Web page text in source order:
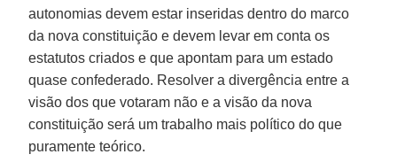
autonomias devem estar inseridas dentro do marco
da nova constituição e devem levar em conta os
estatutos criados e que apontam para um estado
quase confederado. Resolver a divergência entre a
visão dos que votaram não e a visão da nova
constituição será um trabalho mais político do que
puramente teórico.